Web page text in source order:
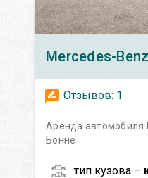
Mercedes-Benz
Отзывов: 1
Аренда автомобиля
Бонне
тип кузова –